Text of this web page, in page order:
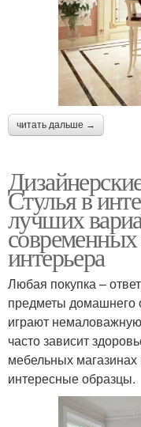
читать дальше →
Стулья в
лучших
интерьера
Любая покупка –
предметы домашнего
играют
часто зависит
мебельных
интересные образцы.